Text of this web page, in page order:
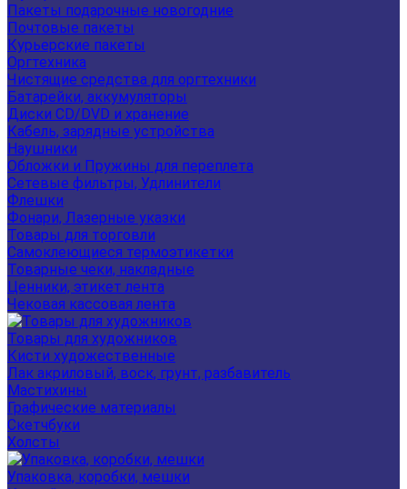
Пакеты подарочные новогодние
Почтовые пакеты
Курьерские пакеты
Оргтехника
Чистящие средства для оргтехники
Батарейки, аккумуляторы
Диски CD/DVD и хранение
Кабель, зарядные устройства
Наушники
Обложки и Пружины для переплета
Сетевые фильтры, Удлинители
Флешки
Фонари, Лазерные указки
Товары для торговли
Самоклеющиеся термоэтикетки
Товарные чеки, накладные
Ценники, этикет лента
Чековая кассовая лента
Товары для художников
Кисти художественные
Лак акриловый, воск, грунт, разбавитель
Мастихины
Графические материалы
Скетчбуки
Холсты
Упаковка, коробки, мешки